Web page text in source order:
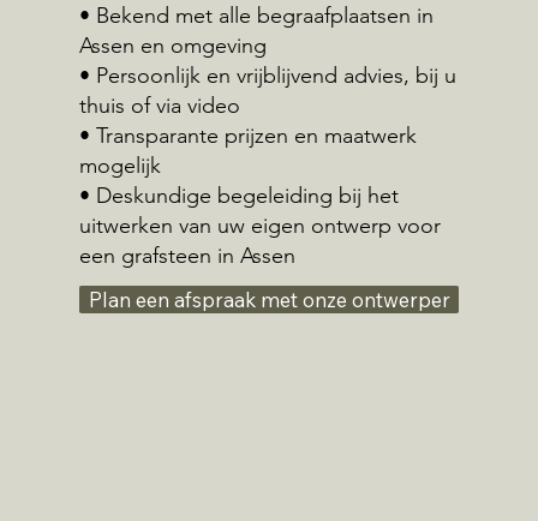
• Bekend met alle begraafplaatsen in
Assen en omgeving
• Persoonlijk en vrijblijvend advies, bij u
thuis of via video
• Transparante prijzen en maatwerk
mogelijk
• Deskundige begeleiding bij het
uitwerken van uw eigen ontwerp voor
een grafsteen in Assen
Plan een afspraak met onze ontwerper